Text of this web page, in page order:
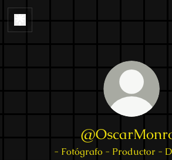
- Fotógrafo - Productor -